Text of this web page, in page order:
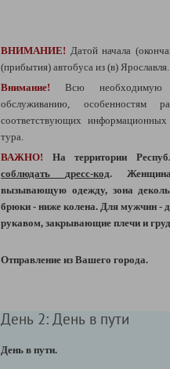
ВНИМАНИЕ! Датой начала
(прибытия) автобуса из (в) Ярославля.
Внимание!
Всю необходимую
обслуживанию,
соответствующих
тура.
ВАЖНО!
На территории
соблюдать дресс-код.
вызывающую одежду, зона
брюки - ниже колена. Для мужчин -
рукавом, закрывающие плечи и
Отправление из Вашего города.
День 2: День в пути
День в пути.